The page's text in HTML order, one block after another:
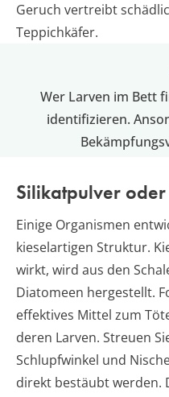
Geruch vertreibt
Teppichkäfer.
Wer Larven im Bett
identifizieren.
Silikatpulver
Einige Organismen
kieselartigen Struktur.
wirkt, wird aus den
Diatomeen hergestellt.
effektives Mittel zum
deren Larven. Streuen
Schlupfwinkel und
direkt bestäubt werden.